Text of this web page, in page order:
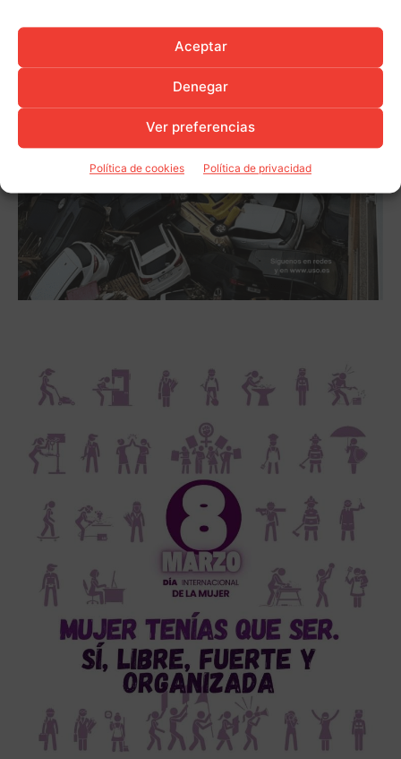
Aceptar
Denegar
Ver preferencias
Política de cookies Política de privacidad